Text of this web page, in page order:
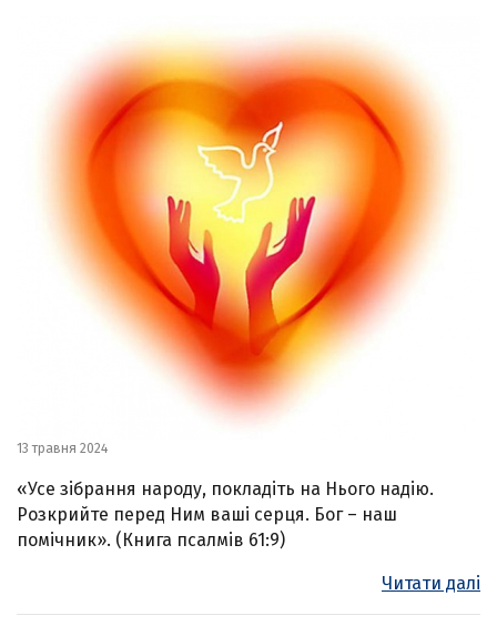
13 травня 2024
«Усе зібрання народу, покладіть на Нього надію.
Розкрийте перед Ним ваші серця. Бог – наш
помічник». (Книга псалмів 61:9)
Читати далі